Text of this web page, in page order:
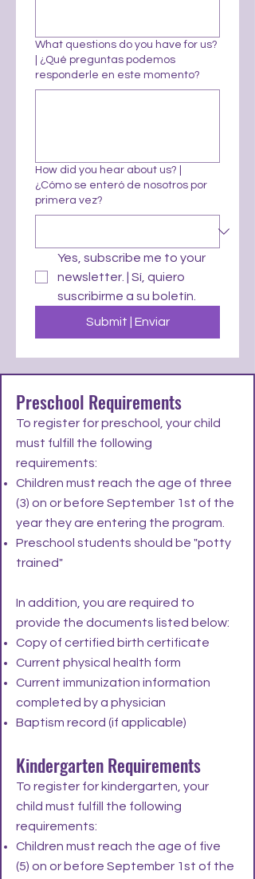
What questions do you have for us?
| ¿Qué preguntas podemos
responderle en este momento?
How did you hear about us? |
¿Cómo se enteró de nosotros por
primera vez?
Yes, subscribe me to your
newsletter. | Sí, quiero
suscribirme a su boletín.
Submit | Enviar
Preschool Requirements
To register for preschool, your child
must fulfill the following
requirements:​
Children must reach the age of three
(3) on or before September 1st of the
year they are entering the program.
Preschool students should be "potty
trained"
In addition, you are required to
provide the documents listed below:​
Copy of certified birth certificate
Current physical health form
Current immunization information
completed by a physician
Baptism record (if applicable)
Kindergarten Requirements
To register for kindergarten, your
child must fulfill the following
requirements:​
Children must reach the age of five
(5) on or before September 1st of the